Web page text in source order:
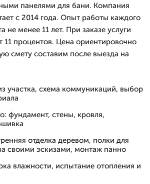
панелями для бани. Компания
с 2014 года. Опыт работы каждого
не менее 11 лет. При заказе услуги
11 процентов. Цена ориентировочно
смету составим после выезда на
участка, схема коммуникаций, выбор
фундамент, стены, кровля,
отделка деревом, полки для
своими эскизами, монтаж панно
влажности, испытание отопления и